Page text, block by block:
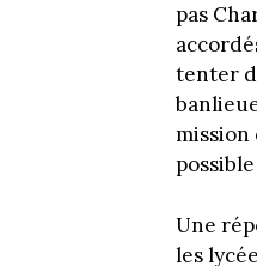
pas
tenter
mission
Une
les